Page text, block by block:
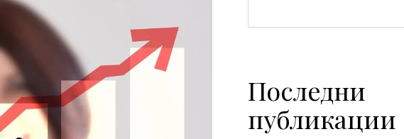
Последни
публикации